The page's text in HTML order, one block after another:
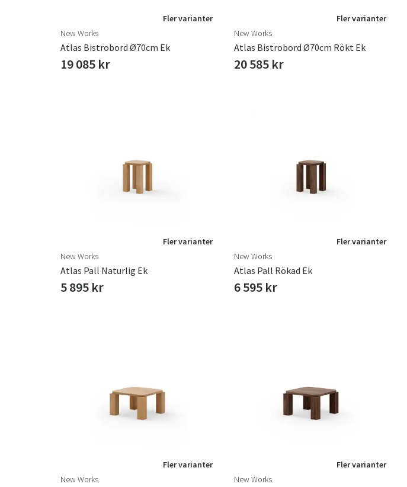
Fler varianter
New Works
Atlas Bistrobord Ø70cm Ek
19 085 kr
Fler varianter
New Works
Atlas Bistrobord Ø70cm Rökt Ek
20 585 kr
Fler varianter
New Works
Atlas Pall Naturlig Ek
5 895 kr
Fler varianter
New Works
Atlas Pall Rökad Ek
6 595 kr
Fler varianter
New Works
Fler varianter
New Works